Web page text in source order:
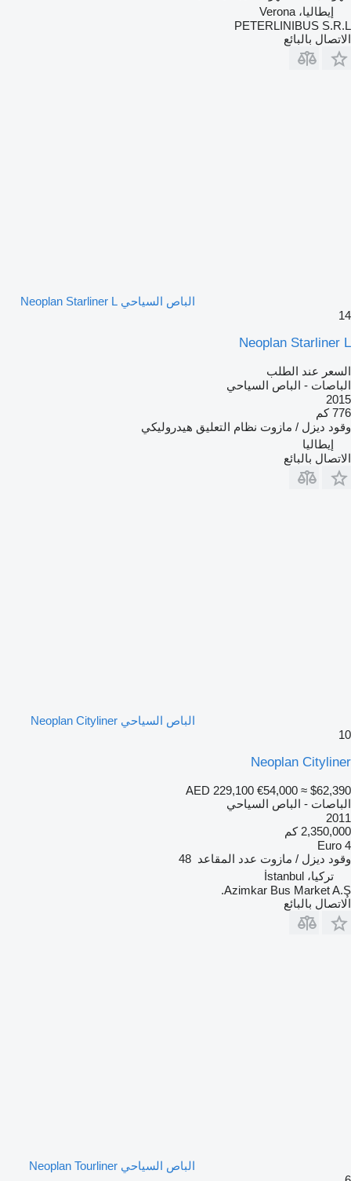
إيطاليا، Verona
PETERLINIBUS S.R.L
الاتصال بالبائع
الباص السياحي Neoplan Starliner L
14
Neoplan Starliner L
السعر عند الطلب
الباصات - الباص السياحي
2015
776 كم
وقود ديزل / مازوت نظام التعليق هيدروليكي
إيطاليا
الاتصال بالبائع
الباص السياحي Neoplan Cityliner
10
Neoplan Cityliner
AED 229,100 €54,000 ≈ $62,390
الباصات - الباص السياحي
2011
2,350,000 كم
Euro 4
وقود ديزل / مازوت عدد المقاعد 48
تركيا، İstanbul
Azimkar Bus Market A.Ş.
الاتصال بالبائع
الباص السياحي Neoplan Tourliner